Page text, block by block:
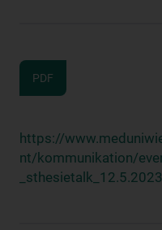
PDF
https://
nt/kommunikation/